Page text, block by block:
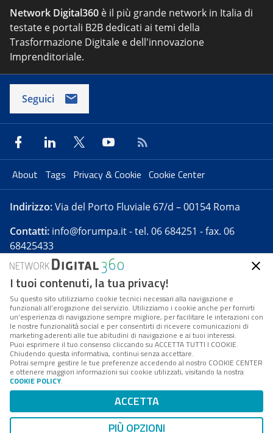
Network Digital360 è il più grande network in Italia di
testate e portali B2B dedicati ai temi della
Trasformazione Digitale e dell'innovazione
Imprenditoriale.
Seguici
About Tags Privacy & Cookie Cookie Center
Indirizzo:Via del Porto Fluviale 67/d – 00154 Roma
Contatti: info@forumpa.it- tel. 06 684251 - fax. 06
68425433
Forumpa.itè una pubblicazione telematica iscritta
presso Registro della stampa del Tribunale di Roma -
Reg. n. 182 del 2 maggio 2008 - Direttore resp. Michela
Stentella
FPA s.r.l. è società soggetta a Direzione e
Coordinamento da parte di Digital360 S.p.A. - FPA s.r.l.
è un'azienda certificata per il sistema di management
Codice Fiscale/Partita IVA n. 10693191008 - R.E.A. Roma
n. 1249791. ISP AWS
Mappa del sito
I tuoi contenuti, la tua privacy!
Su questo sito utilizziamo cookie tecnici necessari alla navigazione e
funzionali all’erogazione del servizio. Utilizziamo i cookie anche per fornirti
un’esperienza di navigazione sempre migliore, per facilitare le interazioni con
le nostre funzionalità social e per consentirti di ricevere comunicazioni di
marketing aderenti alle tue abitudini di navigazione e ai tuoi interessi.
Puoi esprimere il tuo consenso cliccando su ACCETTA TUTTI I COOKIE.
Chiudendo questa informativa, continui senza accettare.
Potrai sempre gestire le tue preferenze accedendo al nostro COOKIE CENTER
e ottenere maggiori informazioni sui cookie utilizzati, visitando la nostra
COOKIE POLICY.
ACCETTA
PIÙ OPZIONI